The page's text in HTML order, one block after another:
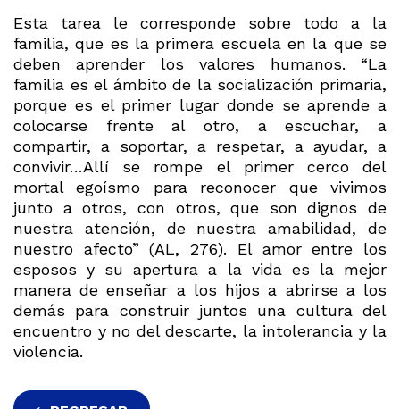
Esta tarea le corresponde sobre todo a la
familia, que es la primera escuela en la que se
deben aprender los valores humanos. “La
familia es el ámbito de la socialización primaria,
porque es el primer lugar donde se aprende a
colocarse frente al otro, a escuchar, a
compartir, a soportar, a respetar, a ayudar, a
convivir…Allí se rompe el primer cerco del
mortal egoísmo para reconocer que vivimos
junto a otros, con otros, que son dignos de
nuestra atención, de nuestra amabilidad, de
nuestro afecto” (AL, 276). El amor entre los
esposos y su apertura a la vida es la mejor
manera de enseñar a los hijos a abrirse a los
demás para construir juntos una cultura del
encuentro y no del descarte, la intolerancia y la
violencia.